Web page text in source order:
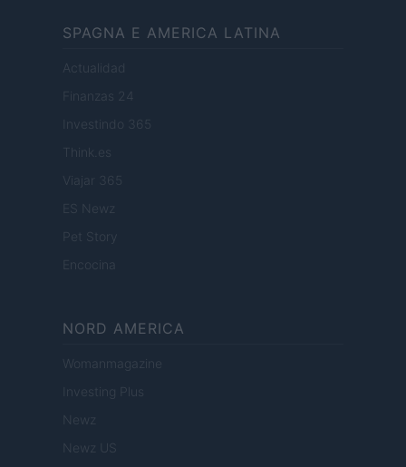
SPAGNA E AMERICA LATINA
Actualidad
Finanzas 24
Investindo 365
Think.es
Viajar 365
ES Newz
Pet Story
Encocina
NORD AMERICA
Womanmagazine
Investing Plus
Newz
Newz US